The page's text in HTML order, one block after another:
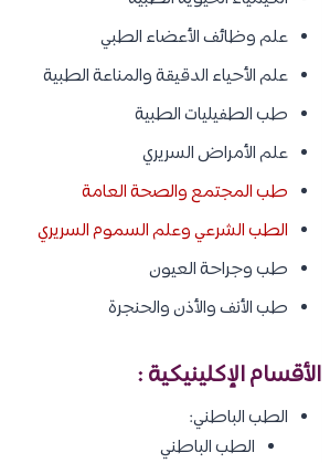
علم وظائف الأعضاء الطبي
علم الأحياء الدقيقة والمناعة الطبية
طب الطفيليات الطبية
علم الأمراض السريري
طب المجتمع والصحة العامة
الطب الشرعي وعلم السموم السريري
طب وجراحة العيون
طب الأنف والأذن والحنجرة
الأقسام الإكلينيكية :
الطب الباطني:
الطب الباطني